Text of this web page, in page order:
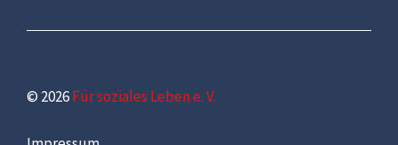
© 2026Für soziales Leben e. V.